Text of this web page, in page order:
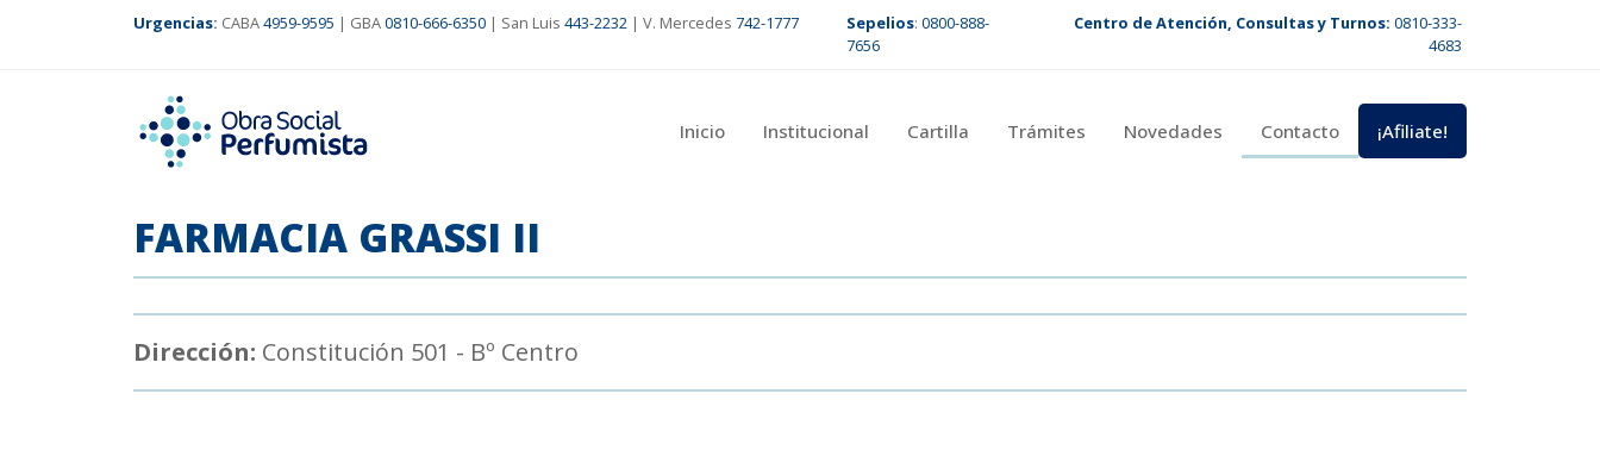
Urgencias: CABA4959-9595 | GBA0810-666-6350 | San Luis 443-2232 | V. Mercedes 742-1777 Sepelios: 0800-888-
7656
Centro de Atención, Consultas y Turnos: 0810-333-
4683
Inicio Institucional Cartilla Trámites Novedades Contacto ¡Afiliate!
FARMACIA GRASSI II
Dirección: Constitución 501 - Bº Centro